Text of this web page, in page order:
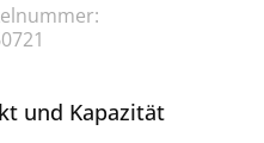
und Kapazität